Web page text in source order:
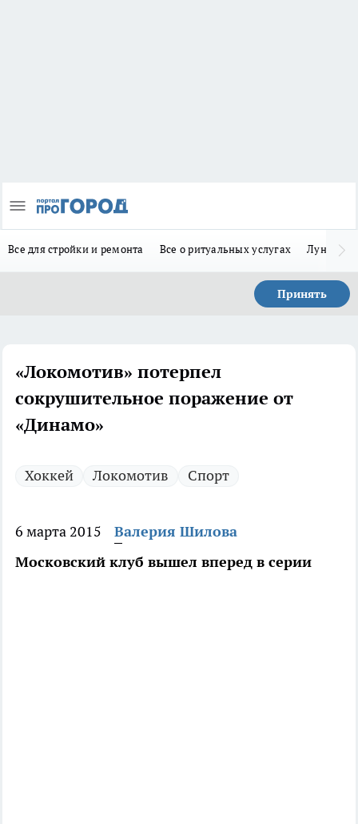
Все для стройки и ремонта Все о ритуальных услугах Лунно-
Принять
«Локомотив» потерпел
сокрушительное поражение от
«Динамо»
Хоккей Локомотив Спорт
6 марта 2015
Валерия Шилова
Московский клуб вышел вперед в серии